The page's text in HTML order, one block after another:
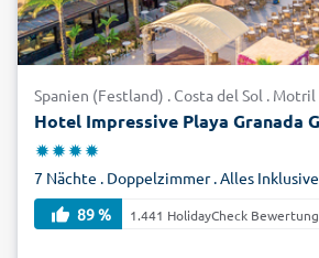
das Naturschutzgebiet "El Torcal" ist
Jahre alten bizarren Karstlandschaft
Sie die Naturschönheiten und
Andalusiens und buchen Sie noch heute
all-inclusive an der Costa del Sol bei
Spanien (Festland) . Costa del Sol . Motril
Hotel Impressive Playa Granada
7 Nächte . Doppelzimmer . Alles Inklusive
89 %
1.441 HolidayCheck